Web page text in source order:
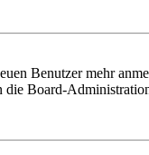
Benutzer mehr
die Board-